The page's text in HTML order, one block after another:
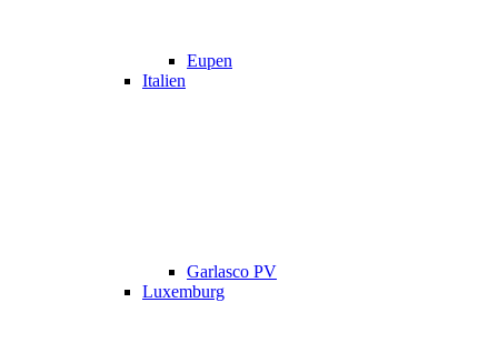
Eupen
Italien
Garlasco PV
Luxemburg